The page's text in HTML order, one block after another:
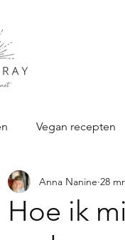
Vegan recepten
Cadeau's
Hoe ik
Anna Nanine 28